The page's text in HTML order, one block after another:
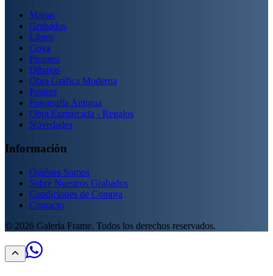
Mapas
Grabados
Libros
Goya
Piranesi
Dibujos
Obra Gráfica Moderna
Posters
Fotografía Antigua
Obra Enmarcada - Regalos
Novedades
Información
Quiénes Somos
Sobre Nuestros Grabados
Condiciones de Compra
Contacto
© 2026 Galería Frame. Todos los derechos reservados.